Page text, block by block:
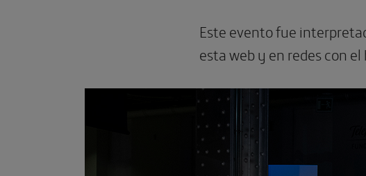
Este evento fue
esta web y en redes con